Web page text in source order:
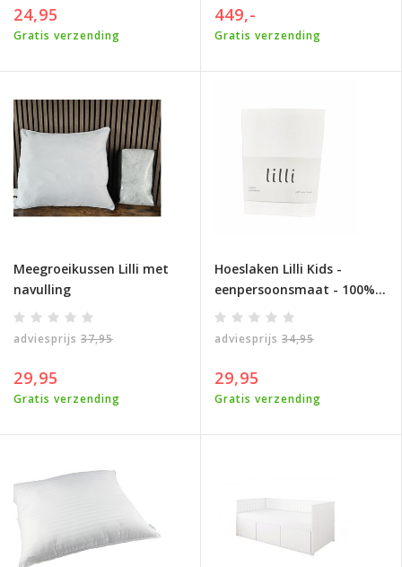
24,95
Gratis verzending
449,-
Gratis verzending
Meegroeikussen Lilli met
navulling
adviesprijs 37,95
29,95
Gratis verzending
Hoeslaken Lilli Kids -
eenpersoonsmaat - 100%
Katoen - wit
adviesprijs 34,95
29,95
Gratis verzending